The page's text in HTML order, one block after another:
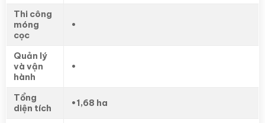
Thi công
móng
cọc
•
Quản lý
và vận
hành
•
Tổng
diện tích
•1,68 ha